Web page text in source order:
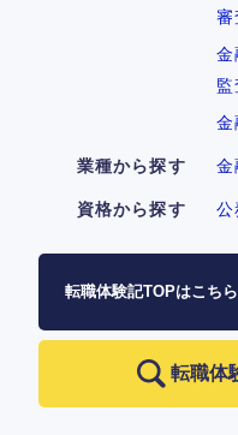
審
金
金
業種から探す 金
資格から探す 公
転職体験記TOPはこちら
転職体